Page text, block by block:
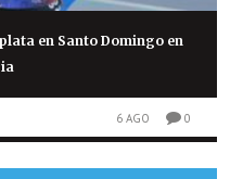
en Santo Domingo en
6 AGO 0